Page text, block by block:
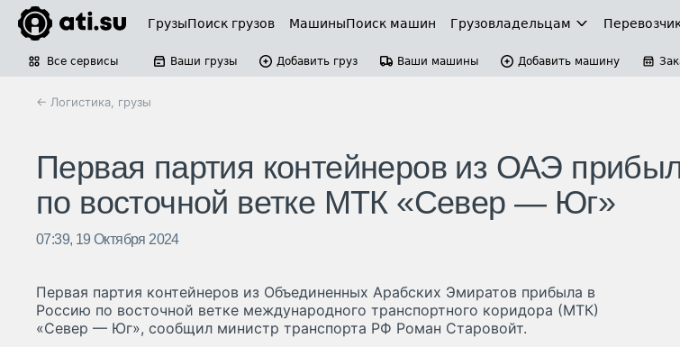
ГрузыПоиск грузов МашиныПоиск машин Грузовладельцам
Все сервисы Ваши грузы Добавить груз Ваши машины Добавить машину
← Логистика, грузы
Первая партия контейнеров из ОАЭ
по восточной ветке МТК «Север — Юг»
07:39, 19 Октября 2024
Первая партия контейнеров из Объединенных Арабских Эмиратов прибыла в
Россию по восточной ветке международного транспортного коридора (МТК)
«Север — Юг», сообщил министр транспорта РФ Роман Старовойт.